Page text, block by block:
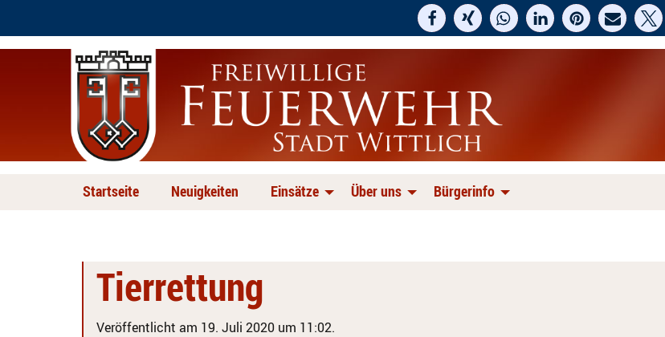
Startseite Neuigkeiten Einsätze Über uns Bürgerinfo
Tierrettung
Veröffentlicht am 19. Juli 2020 um 11:02.